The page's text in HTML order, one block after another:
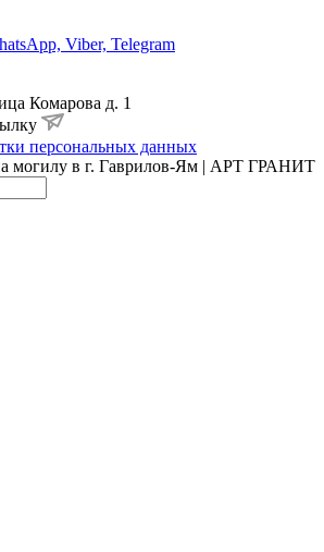
Viber, Telegram
Комарова д. 1
персональных данных
могилу в г. Гаврилов-Ям | АРТ ГРАНИТ